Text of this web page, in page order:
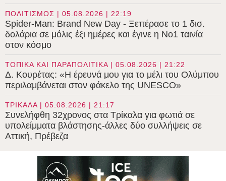
ΠΟΛΙΤΙΣΜΟΣ | 05.08.2026 | 22:19
Spider-Man: Brand New Day - Ξεπέρασε το 1 δισ.
δολάρια σε μόλις έξι ημέρες και έγινε η Νο1 ταινία
στον κόσμο
ΤΟΠΙΚΑ ΚΑΙ ΠΑΡΑΠΟΛΙΤΙΚΑ | 05.08.2026 | 21:22
Δ. Κουρέτας: «Η έρευνά μου για το μέλι του Ολύμπου
περιλαμβάνεται στον φάκελο της UNESCO»
ΤΡΙΚΑΛΑ | 05.08.2026 | 21:17
Συνελήφθη 32χρονος στα Τρίκαλα για φωτιά σε
υπολείμματα βλάστησης-άλλες δύο συλλήψεις σε
Αττική, Πρέβεζα